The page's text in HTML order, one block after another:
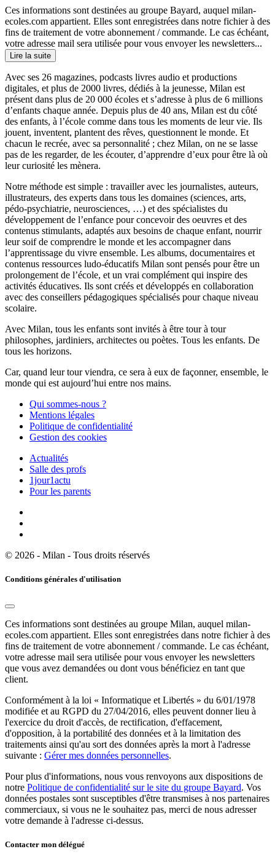
Ces informations sont destinées au groupe Bayard, auquel milan-
ecoles.com appartient. Elles sont enregistrées dans notre fichier à des
fins de traitement de votre abonnement / commande. Le cas échéant,
votre adresse mail sera utilisée pour vous envoyer les newsletters...
Lire la suite
Avec ses 26 magazines, podcasts livres audio et productions
digitales, et plus de 2000 livres, dédiés à la jeunesse, Milan est
présent dans plus de 20 000 écoles et s’adresse à plus de 6 millions
d’enfants chaque année. Depuis plus de 40 ans, Milan est du côté
des enfants, à l’école comme dans tous les moments de leur vie. Ils
jouent, inventent, plantent des rêves, questionnent le monde. Et
chacun le recrée, avec sa personnalité ; chez Milan, on ne se lasse
pas de les regarder, de les écouter, d’apprendre d’eux pour être là où
leur curiosité les mènera.
Notre méthode est simple : travailler avec les journalistes, auteurs,
illustrateurs, des experts dans tous les domaines (sciences, arts,
pédo-psychiatrie, neurosciences, …) et des spécialistes du
développement de l’enfance pour concevoir des oeuvres et des
contenus stimulants, adaptés aux besoins de chaque enfant, nourrir
leur soif de comprendre le monde et les accompagner dans
l’apprentissage du vivre ensemble. Les albums, documentaires et
contenus ressources ludo-éducatifs Milan sont pensés pour être un
prolongement de l’école, et un vrai complément qui inspire des
activités éducatives. Ils sont créés et développés en collaboration
avec des conseillers pédagogiques spécialisés pour chaque niveau
scolaire.
Avec Milan, tous les enfants sont invités à être tour à tour
philosophes, jardiniers, architectes ou poètes. Tous les enfants. De
tous les horizons.
Car, quand leur tour viendra, ce sera à eux de façonner, ensemble, le
monde qui est aujourd’hui entre nos mains.
Qui sommes-nous ?
Mentions légales
Politique de confidentialité
Gestion des cookies
Actualités
Salle des profs
1jour1actu
Pour les parents
© 2026 - Milan - Tous droits réservés
Conditions générales d'utilisation
Ces informations sont destinées au groupe Milan, auquel milan-
ecoles.com appartient. Elles sont enregistrées dans notre fichier à des
fins de traitement de votre abonnement / commande. Le cas échéant,
votre adresse mail sera utilisée pour vous envoyer les newsletters
que vous avez demandées ou dont vous bénéficiez en tant que
client.
Conformément à la loi « Informatique et Libertés » du 6/01/1978
modifiée et au RGPD du 27/04/2016, elles peuvent donner lieu à
l'exercice du droit d'accès, de rectification, d'effacement,
d'opposition, à la portabilité des données et à la limitation des
traitements ainsi qu'au sort des données après la mort à l'adresse
suivante : Gérer mes données personnelles.
Pour plus d'informations, nous vous renvoyons aux dispositions de
notre Politique de confidentialité sur le site du groupe Bayard. Vos
données postales sont susceptibles d'être transmises à nos partenaires
commerciaux, si vous ne le souhaitez pas, merci de nous adresser
votre demande à l'adresse ci-dessus.
Contacter mon délégué